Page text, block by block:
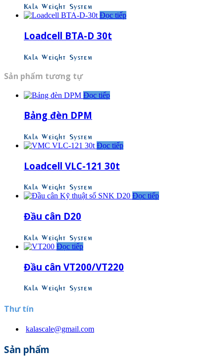
Kala Weight System
Đọc tiếp
Loadcell BTA-D 30t
Kala Weight System
Sản phẩm tương tự
Đọc tiếp
Bảng đèn DPM
Kala Weight System
Đọc tiếp
Loadcell VLC-121 30t
Kala Weight System
Đọc tiếp
Đầu cân D20
Kala Weight System
Đọc tiếp
Đầu cân VT200/VT220
Kala Weight System
Thư tín
kalascale@gmail.com
Sản phẩm